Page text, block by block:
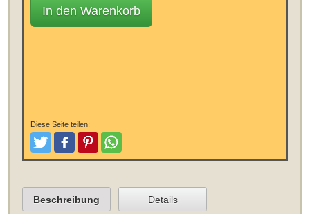
In den Warenkorb
Diese Seite teilen:
TweetenPostenPinterestTeilen
Beschreibung Details